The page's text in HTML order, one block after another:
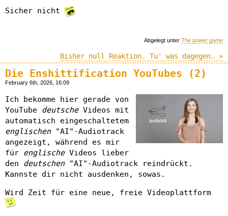
Sicher nicht
Abgelegt unter The power game
Bisher null Reaktion. Tu' was dagegen. »
Die Enshittification YouTubes (2)
February 6th, 2026, 16:09
Ich bekomme hier gerade von
YouTube deutscheVideos mit
automatisch eingeschaltetem
englischen"AI"-Audiotrack
angezeigt, während es mir
für englischeVideos lieber
den deutschen"AI"-Audiotrack reindrückt.
Kannste dir nicht ausdenken, sowas.
Wird Zeit für eine neue, freie Videoplattform